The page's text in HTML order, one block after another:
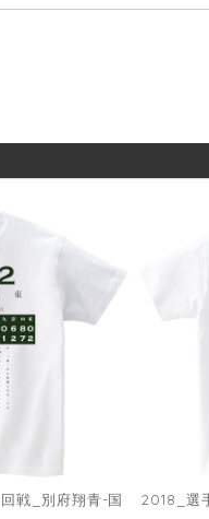
戦_別府翔青-国
2018_選